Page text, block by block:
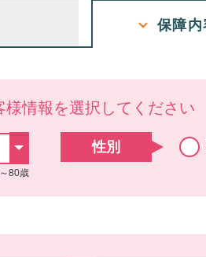
保障
様情報を選択してください
80歳
性別